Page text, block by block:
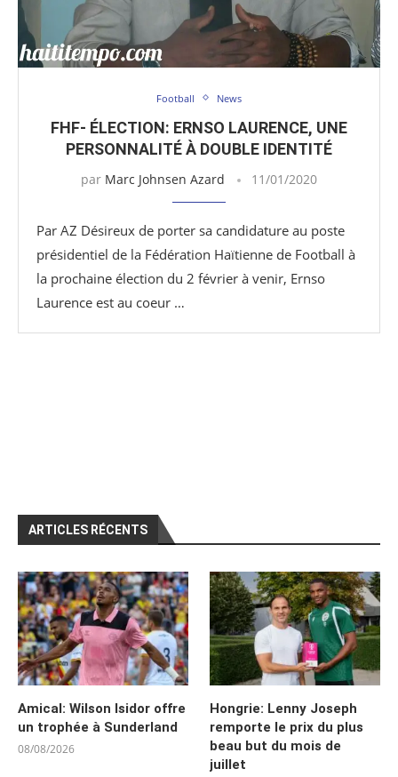
Football News
FHF- ÉLECTION: ERNSO LAURENCE, UNE
PERSONNALITÉ À DOUBLE IDENTITÉ
par Marc Johnsen Azard 11/01/2020
Par AZ Désireux de porter sa candidature au poste
présidentiel de la Fédération Haïtienne de Football à
la prochaine élection du 2 février à venir, Ernso
Laurence est au coeur …
ARTICLES RÉCENTS
Amical: Wilson Isidor offre
un trophée à Sunderland
08/08/2026
Hongrie: Lenny Joseph
remporte le prix du plus
beau but du mois de
juillet